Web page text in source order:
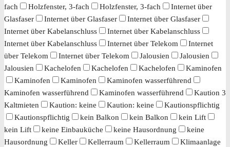
fach
Holzfenster, 3-fach Holzfenster, 3-fach
Internet über
Glasfaser
Internet über Glasfaser
Internet über Glasfaser
Internet über Kabelanschluss
Internet über Kabelanschluss
Internet über Kabelanschluss
Internet über Telekom
Internet
über Telekom
Internet über Telekom Jalousien
Jalousien
Jalousien
Kachelofen Kachelofen Kachelofen
Kaminofen
Kaminofen
Kaminofen
Kaminofen wasserführend
Kaminofen wasserführend
Kaminofen wasserführend
Kaution 3
Kaltmieten
Kaution: keine Kaution: keine
Kautionspflichtig
Kautionspflichtig
kein Balkon kein Balkon
kein Lift
kein Lift
keine Einbauküche keine Hausordnung
keine
Hausordnung
Keller Kellerraum Kellerraum
Klimaanlage